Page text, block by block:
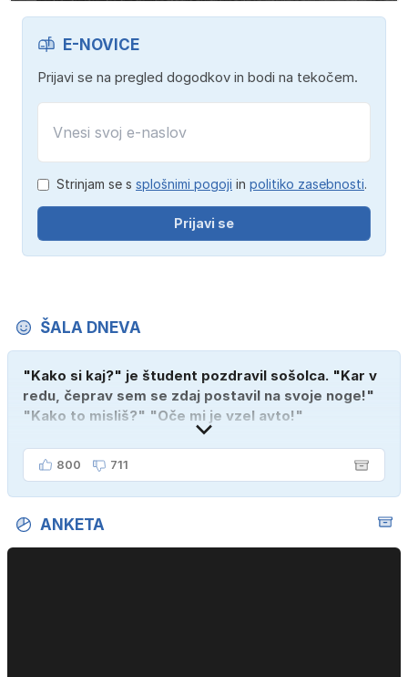
E-NOVICE
Prijavi se na pregled dogodkov in bodi na tekočem.
Strinjam se s splošnimi pogoji in politiko zasebnosti.
Prijavi se
ŠALA DNEVA
"Kako si kaj?" je študent pozdravil sošolca. "Kar v
redu, čeprav sem se zdaj postavil na svoje noge!"
"Kako to misliš?" "Oče mi je vzel avto!"
800 711
ANKETA